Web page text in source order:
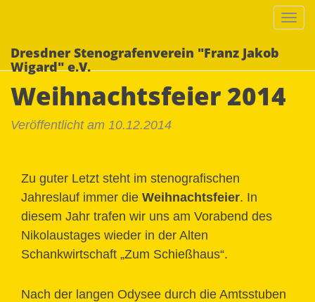
Dresdner Stenografenverein "Franz Jakob
Wigard" e.V.
Weihnachtsfeier 2014
Veröffentlicht am 10.12.2014
Zu guter Letzt steht im stenografischen
Jahreslauf immer die Weihnachtsfeier. In
diesem Jahr trafen wir uns am Vorabend des
Nikolaustages wieder in der Alten
Schankwirtschaft „Zum Schießhaus“.
Nach der langen Odysee durch die Amtsstuben